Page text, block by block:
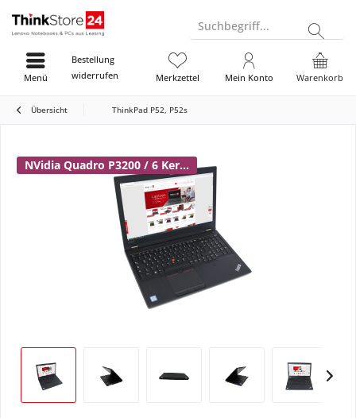
Suchbegriff...
Bestellung
widerrufen
Warenkorb
Merkzettel Mein Konto
Menü
Übersicht ThinkPad P52, P52s
NVidia Quadro P3200 / 6 Ker...